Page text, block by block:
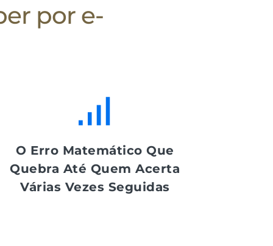
por e-
O Erro Matemático Que
Quebra Até Quem Acerta
Várias Vezes Seguidas